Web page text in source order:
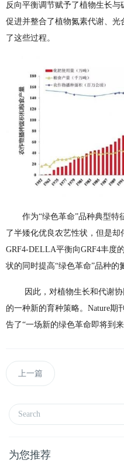
反向平衡调节赋予了植物生长与
促进并整合了植物氮素代谢、
了这些过程。
作为“绿色革命”品种典型
了半矮化优良农艺性状，但是
GRF4-DELLA平衡向GRF4丰度
状的同时提高“绿色革命”品种的
因此，对植物生长和代谢
的一种新的育种策略。Nature期
告了“一场新的绿色革命即将到来
上一篇
为您推荐